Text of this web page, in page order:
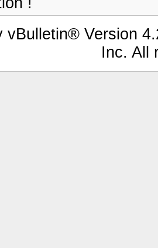
vBulletin® Version
Inc. All